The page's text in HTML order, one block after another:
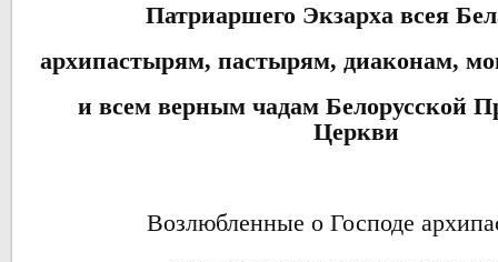
Патриаршего Экзарха всея
архипастырям, пастырям, диаконам,
и всем верным чадам Белорусской
Церкви
Возлюбленные о Господе